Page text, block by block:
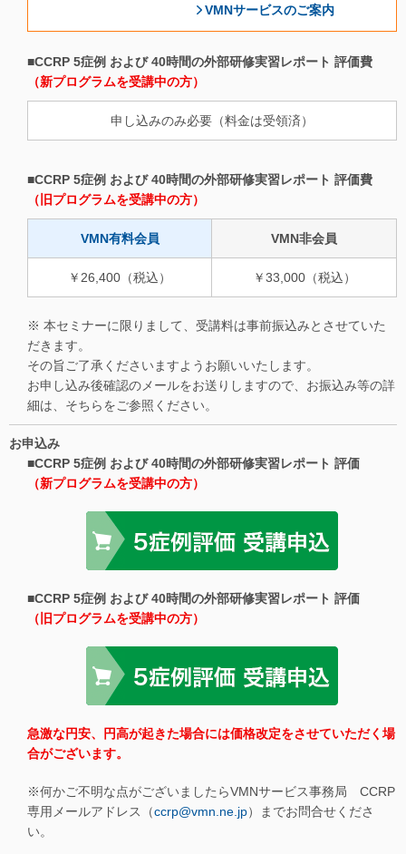
VMNサービスのご案内
■CCRP 5症例 および 40時間の外部研修実習レポート 評価費
（新プログラムを受講中の方）
申し込みのみ必要（料金は受領済）
■CCRP 5症例 および 40時間の外部研修実習レポート 評価費
（旧プログラムを受講中の方）
VMN有料会員 VMN非会員
￥26,400（税込） ￥33,000（税込）
※ 本セミナーに限りまして、受講料は事前振込みとさせていた
だきます。
その旨ご了承くださいますようお願いいたします。
お申し込み後確認のメールをお送りしますので、お振込み等の詳
細は、そちらをご参照ください。
お申込み
■CCRP 5症例 および 40時間の外部研修実習レポート 評価
（新プログラムを受講中の方）
■CCRP 5症例 および 40時間の外部研修実習レポート 評価
（旧プログラムを受講中の方）
急激な円安、円高が起きた場合には価格改定をさせていただく場
合がございます。
※何かご不明な点がございましたらVMNサービス事務局 CCRP
専用メールアドレス（ccrp@vmn.ne.jp）までお問合せくださ
い。